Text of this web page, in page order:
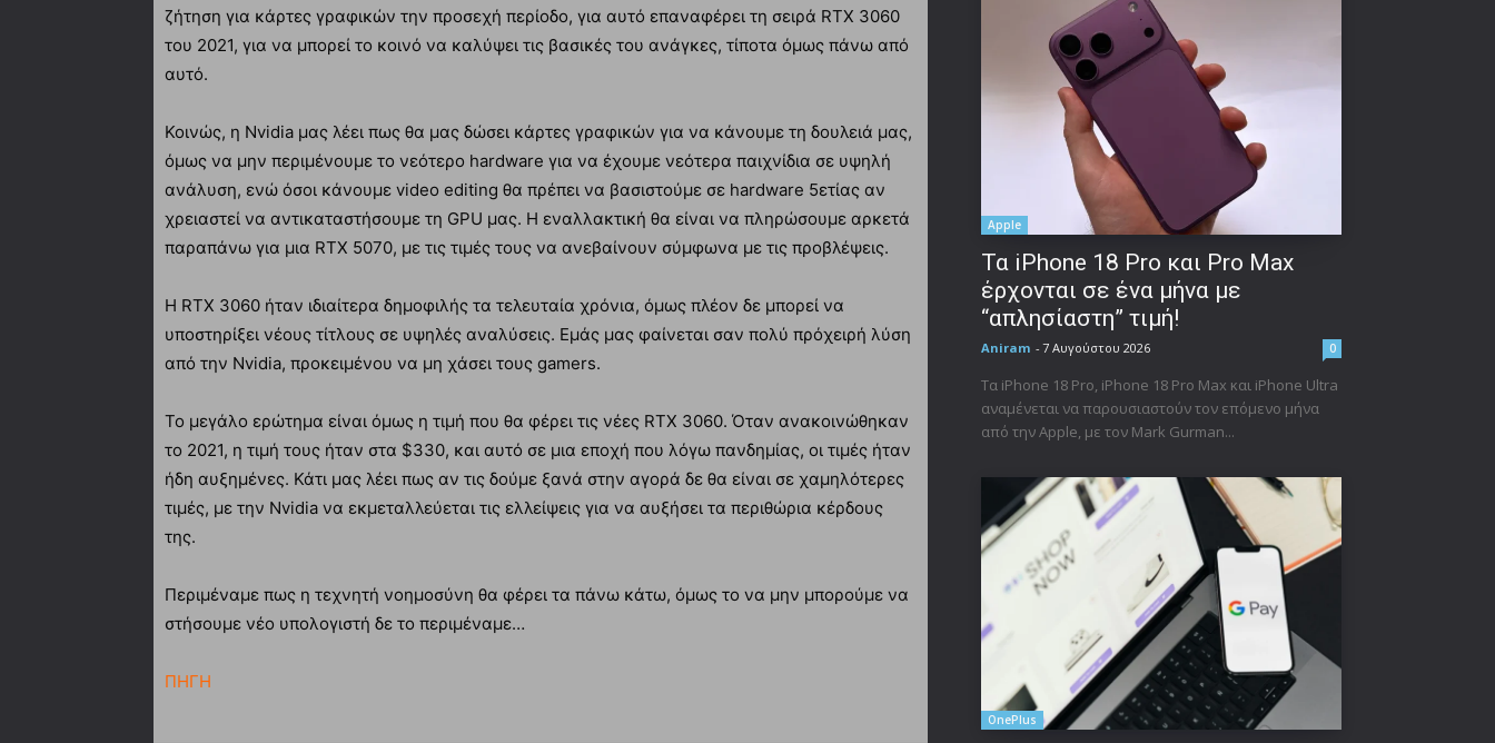
ζήτηση για κάρτες γραφικών την προσεχή περίοδο, για αυτό επαναφέρει τη σειρά RTX 3060
του 2021, για να μπορεί το κοινό να καλύψει τις βασικές του ανάγκες, τίποτα όμως πάνω από
αυτό.
Κοινώς, η Nvidia μας λέει πως θα μας δώσει κάρτες γραφικών για να κάνουμε τη δουλειά μας,
όμως να μην περιμένουμε το νεότερο hardware για να έχουμε νεότερα παιχνίδια σε υψηλή
ανάλυση, ενώ όσοι κάνουμε video editing θα πρέπει να βασιστούμε σε hardware 5ετίας αν
χρειαστεί να αντικαταστήσουμε τη GPU μας. Η εναλλακτική θα είναι να πληρώσουμε αρκετά
παραπάνω για μια RTX 5070, με τις τιμές τους να ανεβαίνουν σύμφωνα με τις προβλέψεις.
Η RTX 3060 ήταν ιδιαίτερα δημοφιλής τα τελευταία χρόνια, όμως πλέον δε μπορεί να
υποστηρίξει νέους τίτλους σε υψηλές αναλύσεις. Εμάς μας φαίνεται σαν πολύ πρόχειρή λύση
από την Nvidia, προκειμένου να μη χάσει τους gamers.
Το μεγάλο ερώτημα είναι όμως η τιμή που θα φέρει τις νέες RTX 3060. Όταν ανακοινώθηκαν
το 2021, η τιμή τους ήταν στα $330, και αυτό σε μια εποχή που λόγω πανδημίας, οι τιμές ήταν
ήδη αυξημένες. Κάτι μας λέει πως αν τις δούμε ξανά στην αγορά δε θα είναι σε χαμηλότερες
τιμές, με την Nvidia να εκμεταλλεύεται τις ελλείψεις για να αυξήσει τα περιθώρια κέρδους
της.
Περιμέναμε πως η τεχνητή νοημοσύνη θα φέρει τα πάνω κάτω, όμως το να μην μπορούμε να
στήσουμε νέο υπολογιστή δε το περιμέναμε…
ΠΗΓΗ
Apple
Τα iPhone 18 Pro και Pro Max
έρχονται σε ένα μήνα με
“απλησίαστη” τιμή!
Aniram - 7 Αυγούστου 2026 0
Τα iPhone 18 Pro, iPhone 18 Pro Max και iPhone Ultra
αναμένεται να παρουσιαστούν τον επόμενο μήνα
από την Apple, με τον Mark Gurman...
OnePlus